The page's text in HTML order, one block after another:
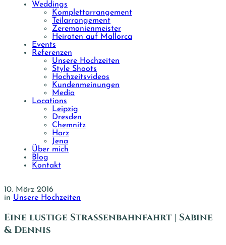
Weddings
Komplettarrangement
Teilarrangement
Zeremonienmeister
Heiraten auf Mallorca
Events
Referenzen
Unsere Hochzeiten
Style Shoots
Hochzeitsvideos
Kundenmeinungen
Media
Locations
Leipzig
Dresden
Chemnitz
Harz
Jena
Über mich
Blog
Kontakt
10. März 2016
in Unsere Hochzeiten
Eine lustige Straßenbahnfahrt | Sabine
& Dennis